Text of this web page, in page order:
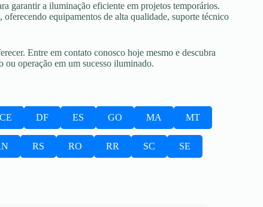
garantir a iluminação eficiente em projetos temporários.
equipamentos de alta qualidade, suporte técnico
Entre em contato conosco hoje mesmo e descubra
ou operação em um sucesso iluminado.
CE DF ES GO MA MT
RS RO RR SC SE